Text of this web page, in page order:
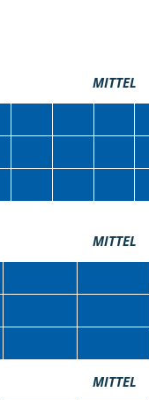
MITTEL
MITTEL
MITTEL